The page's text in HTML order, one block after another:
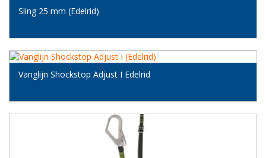
Sling 25 mm (Edelrid)
Vanglijn Shockstop Adjust I Edelrid